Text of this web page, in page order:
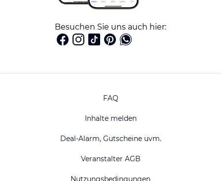
Besuchen Sie uns auch hier:
FAQ
Inhalte melden
Deal-Alarm, Gutscheine uvm.
Veranstalter AGB
Nutzungsbedingungen